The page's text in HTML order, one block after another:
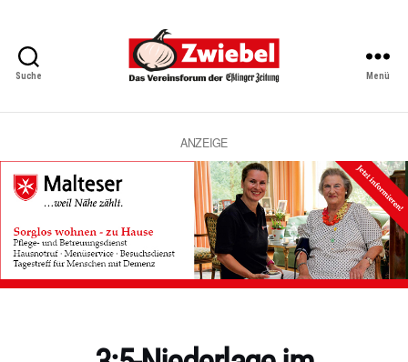
Suche
Vereinsforum
Eßlinger
Zeitung
Menü
ANZEIGE